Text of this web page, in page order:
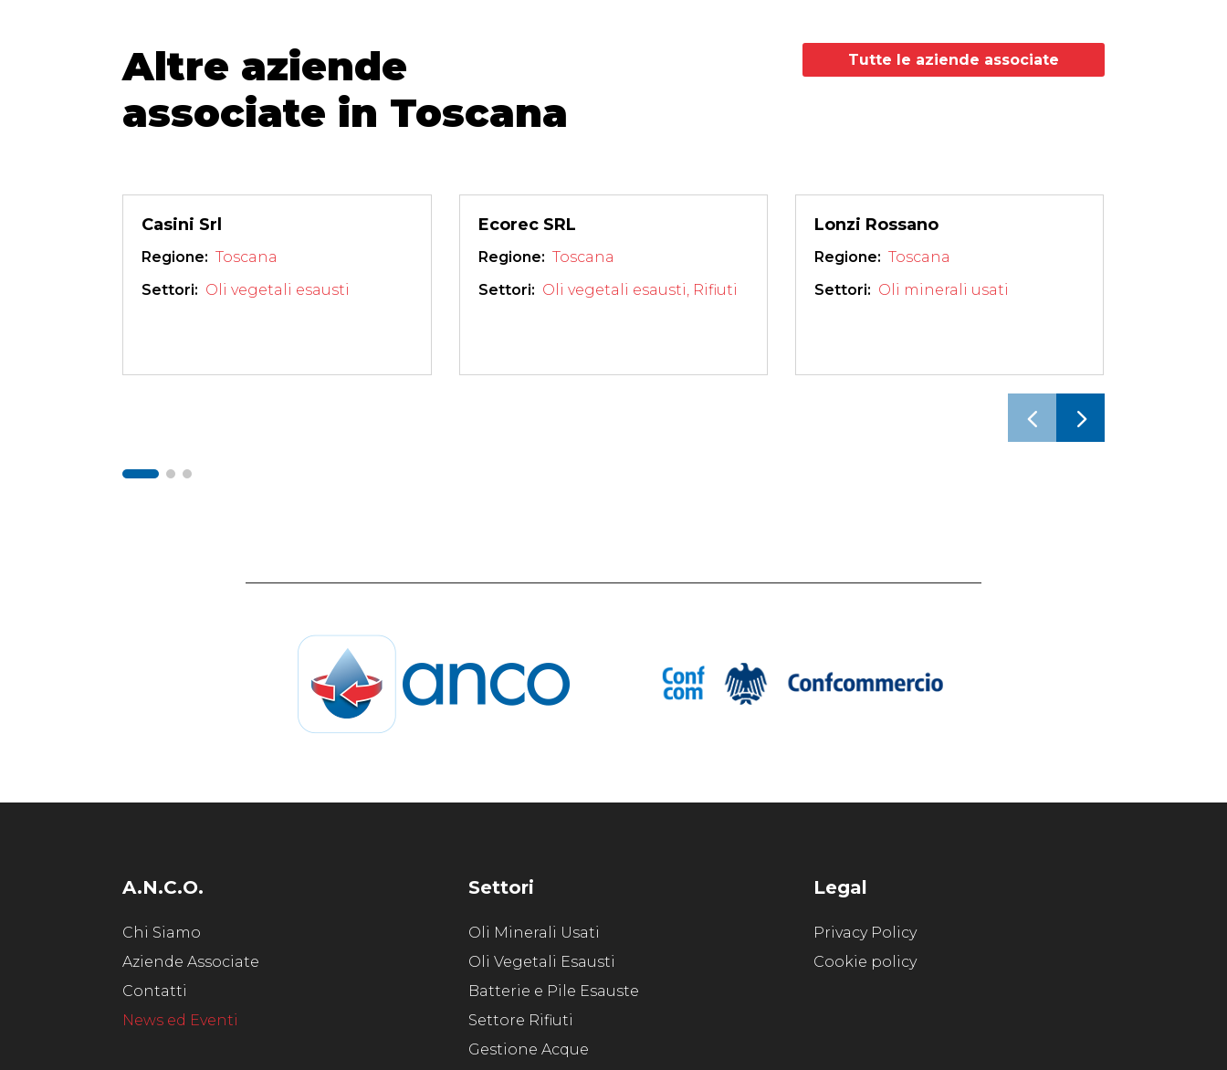
Altre aziende
associate in Toscana
Tutte le aziende associate
Casini Srl
Regione: Toscana
Settori: Oli vegetali esausti
Ecorec SRL
Regione: Toscana
Settori: Oli vegetali esausti Rifiuti
Lonzi Rossano
Regione: Toscana
Settori: Oli minerali usati
A.N.C.O.
Chi Siamo
Aziende Associate
Contatti
News ed Eventi
Settori
Oli Minerali Usati
Oli Vegetali Esausti
Batterie e Pile Esauste
Settore Rifiuti
Gestione Acque
Legal
Privacy Policy
Cookie policy